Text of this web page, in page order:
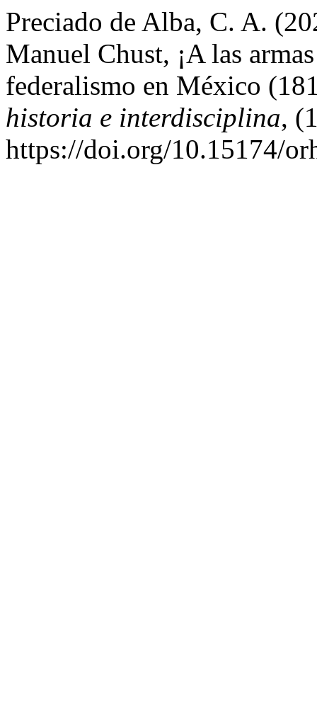
Preciado de Alba, C. A.
Manuel Chust, ¡A las
federalismo en México
historia e interdisciplina,
https://doi.org/10.15174/